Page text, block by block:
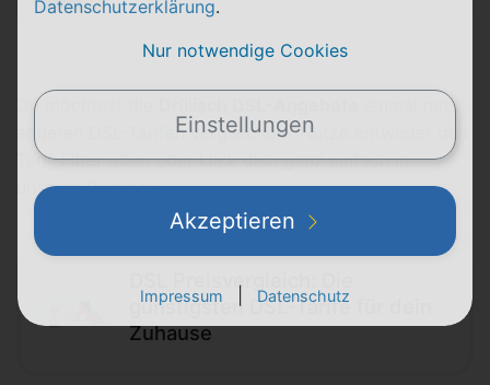
Du möchtest die
DSL-Tarifen vergleichen? Nutze entweder den
Tarif-Filter oben oder klick dich ganz einfach in
unseren Rechner:
DSL Preisvergleich: Die
günstigsten DSL-Tarife für dein
Zuhause
Datenschutzerklärung.
Nur notwendige Cookies
Einstellungen
Akzeptieren
Impressum Datenschutz